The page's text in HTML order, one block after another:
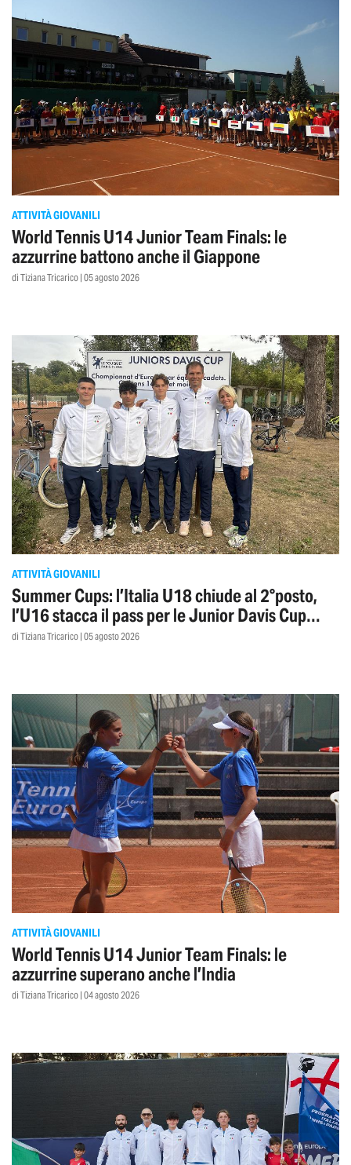
ATTIVITÀ GIOVANILI
World Tennis U14 Junior Team Finals: le
azzurrine battono anche il Giappone
di Tiziana Tricarico | 05 agosto 2026
ATTIVITÀ GIOVANILI
Summer Cups: l’Italia U18 chiude al 2°posto,
l’U16 stacca il pass per le Junior Davis Cup
Finals
di Tiziana Tricarico | 05 agosto 2026
ATTIVITÀ GIOVANILI
World Tennis U14 Junior Team Finals: le
azzurrine superano anche l’India
di Tiziana Tricarico | 04 agosto 2026